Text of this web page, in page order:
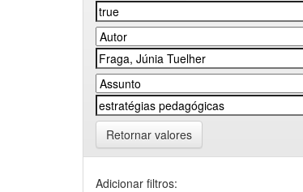
Retornar valores
Adicionar filtros: